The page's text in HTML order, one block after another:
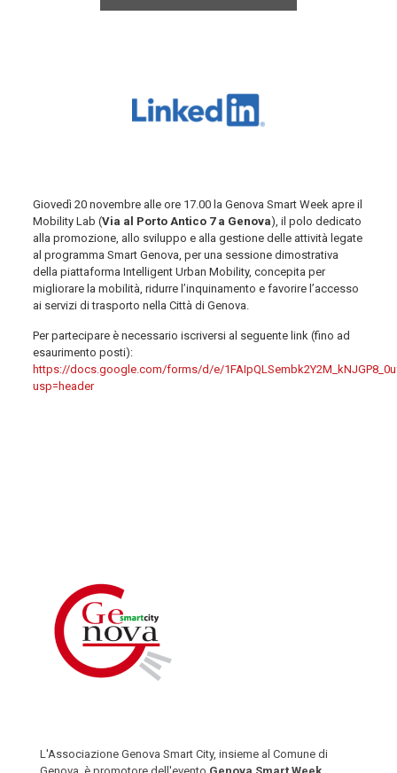
Giovedì 20 novembre alle ore 17.00 la Genova Smart Week apre il
Mobility Lab (Via al Porto Antico 7 a Genova), il polo dedicato
alla promozione, allo sviluppo e alla gestione delle attività legate
al programma Smart Genova, per una sessione dimostrativa
della piattaforma Intelligent Urban Mobility, concepita per
migliorare la mobilità, ridurre l’inquinamento e favorire l’accesso
ai servizi di trasporto nella Città di Genova.
Per partecipare è necessario iscriversi al seguente link (fino ad
esaurimento posti):
https://docs.google.com/forms/d/e/
usp=header
L'Associazione Genova Smart City, insieme al Comune di